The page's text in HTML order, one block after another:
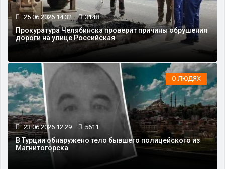
25.06.2026 14:32 3148
Прокуратура Челябинска проверит причины обрушения
дороги на улице Российская
О ЛЮДЯХ
23.06.2026 12:29 5611
В Турции обнаружено тело бывшего полицейского из
Магнитогорска